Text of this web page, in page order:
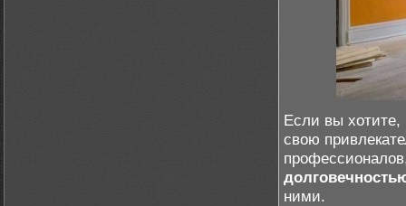
Если вы
свою
ними.